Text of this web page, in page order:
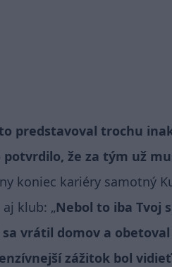
predstavoval trochu
že za tým už
koniec kariéry samotný
klub: „Nebol to iba Tvoj
vrátil domov a
zážitok bol